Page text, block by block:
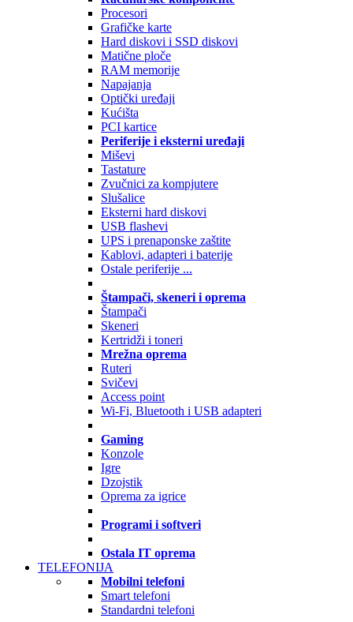
Procesori
Grafičke karte
Hard diskovi i SSD diskovi
Matične ploče
RAM memorije
Napajanja
Optički uređaji
Kućišta
PCI kartice
Periferije i eksterni uređaji
Miševi
Tastature
Zvučnici za kompjutere
Slušalice
Eksterni hard diskovi
USB flashevi
UPS i prenaponske zaštite
Kablovi, adapteri i baterije
Ostale periferije ...
Štampači, skeneri i oprema
Štampači
Skeneri
Kertridži i toneri
Mrežna oprema
Ruteri
Svičevi
Access point
Wi-Fi, Bluetooth i USB adapteri
Gaming
Konzole
Igre
Dzojstik
Oprema za igrice
Programi i softveri
Ostala IT oprema
TELEFONIJA
Mobilni telefoni
Smart telefoni
Standardni telefoni